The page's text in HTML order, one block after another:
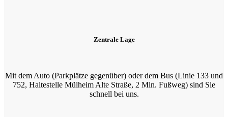
Zentrale Lage
Mit dem Auto (Parkplätze gegenüber) oder dem Bus (Linie 133 und
752, Haltestelle Mülheim Alte Straße, 2 Min. Fußweg) sind Sie
schnell bei uns.